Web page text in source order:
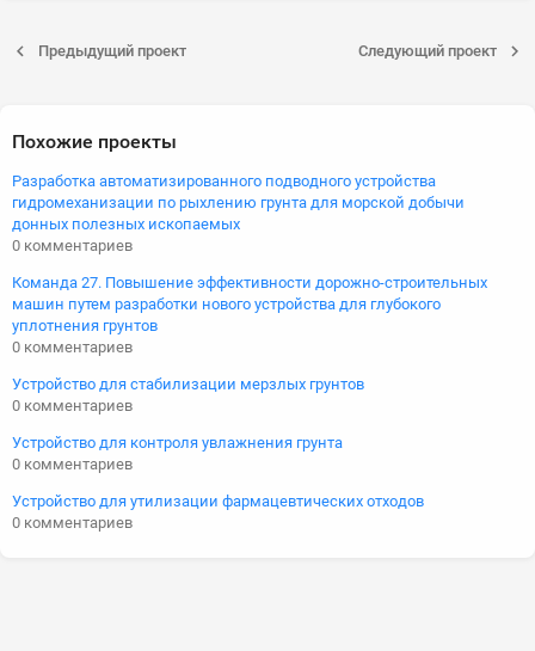
Предыдущий проект Следующий проект
Похожие проекты
Разработка автоматизированного подводного устройства
гидромеханизации по рыхлению грунта для морской добычи
донных полезных ископаемых
0 комментариев
Команда 27. Повышение эффективности дорожно-строительных
машин путем разработки нового устройства для глубокого
уплотнения грунтов
0 комментариев
Устройство для стабилизации мерзлых грунтов
0 комментариев
Устройство для контроля увлажнения грунта
0 комментариев
Устройство для утилизации фармацевтических отходов
0 комментариев